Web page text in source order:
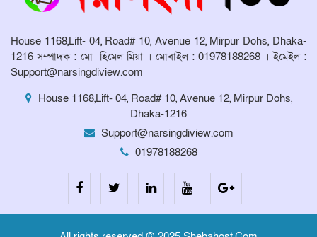
মনোহরদীতে উপজেলা দুর্যোগ ব্যবস্থাপনা
House 1168,Lift- 04, Road# 10, Avenue 12, Mirpur Dohs, Dhaka-
1216 সম্পাদক : মো হিমেল মিয়া । মোবাইল : 01978188268 । ইমেইল :
Support@narsingdiview.com
House 1168,Lift- 04, Road# 10, Avenue 12, Mirpur Dohs,
Dhaka-1216
Support@narsingdiview.com
01978188268